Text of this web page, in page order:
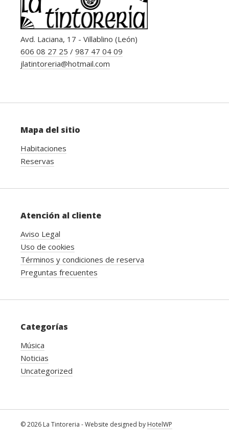
Avd. Laciana, 17 - Villablino (León)
606 08 27 25 / 987 47 04 09
jlatintoreria@hotmail.com
Mapa del sitio
Habitaciones
Reservas
Atención al cliente
Aviso Legal
Uso de cookies
Términos y condiciones de reserva
Preguntas frecuentes
Categorías
Música
Noticias
Uncategorized
© 2026 La Tintoreria - Website designed by HotelWP